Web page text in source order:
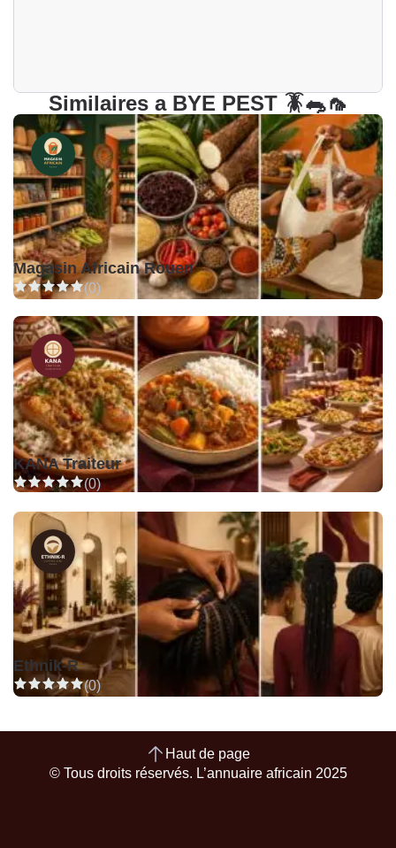
Similaires a BYE PEST 🪳🐀🦟
Magasin Africain Rouen
(0)
KANA Traiteur
(0)
Ethnik-R
(0)
Haut de page
© Tous droits réservés. L’annuaire africain 2025